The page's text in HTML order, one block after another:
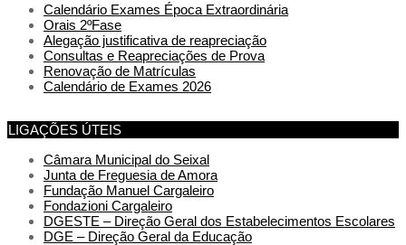
Calendário Exames Época Extraordinária
Orais 2ºFase
Alegação justificativa de reapreciação
Consultas e Reapreciações de Prova
Renovação de Matrículas
Calendário de Exames 2026
LIGAÇÕES ÚTEIS
Câmara Municipal do Seixal
Junta de Freguesia de Amora
Fundação Manuel Cargaleiro
Fondazioni Cargaleiro
DGESTE – Direção Geral dos Estabelecimentos Escolares
DGE – Direção Geral da Educação